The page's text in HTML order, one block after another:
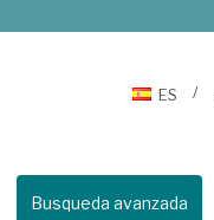
ES
Busqueda avanzada